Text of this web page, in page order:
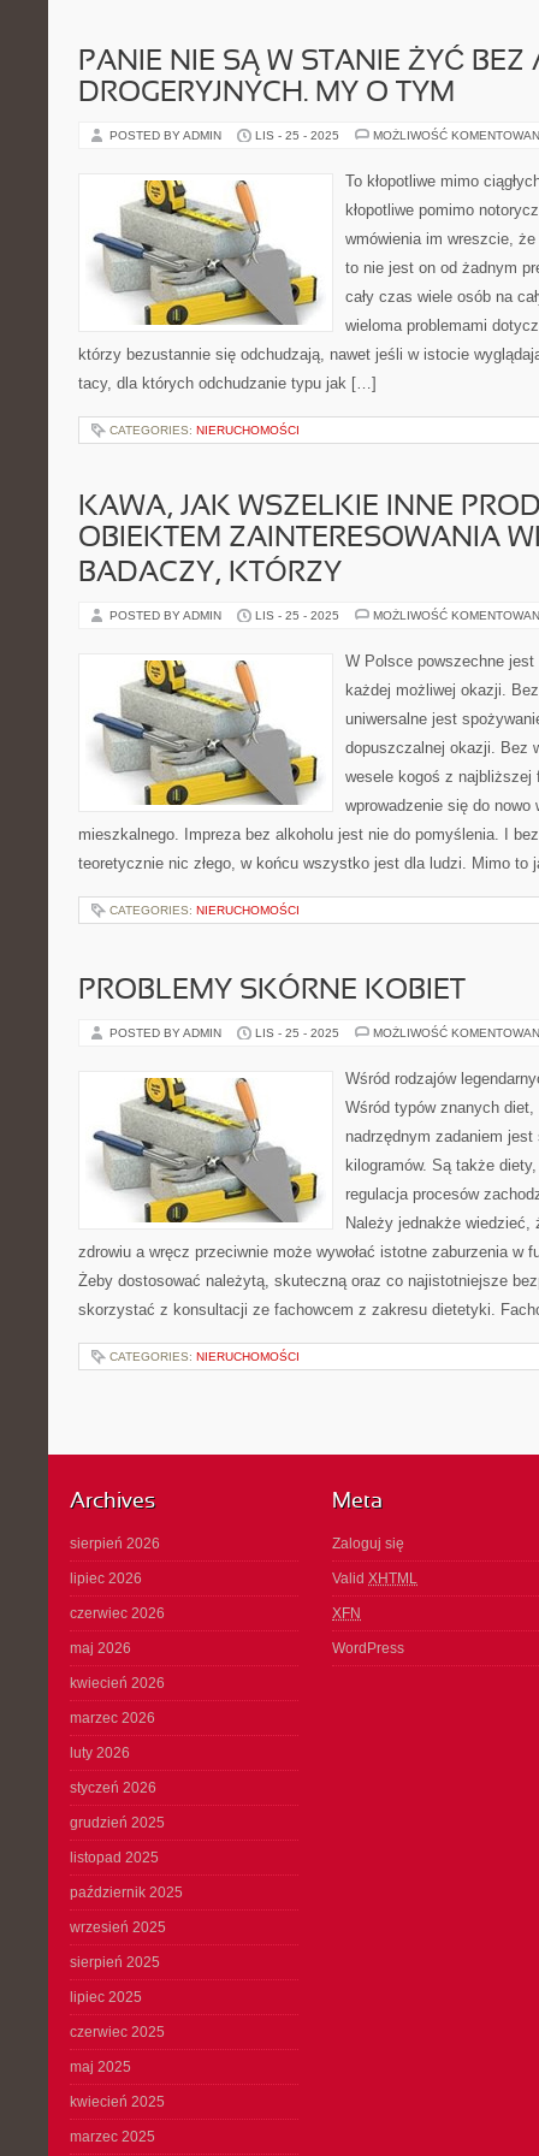
PANIE NIE SĄ W STANIE ŻYĆ BEZ
DROGERYJNYCH. MY O TYM
POSTED BY ADMIN LIS - 25 - 2025 MOŻLIWOŚĆ
To kłopotliwe mimo
kłopotliwe pomimo
wmówienia im wreszcie,
to nie jest on od żadnym
cały czas wiele osób na
wieloma problemami
którzy bezustannie się odchudzają, nawet jeśli w istocie
tacy, dla których odchudzanie typu jak […]
CATEGORIES: NIERUCHOMOŚCI
KAWA, JAK WSZELKIE INNE
OBIEKTEM ZAINTERESOWANIA
BADACZY, KTÓRZY
POSTED BY ADMIN LIS - 25 - 2025 MOŻLIWOŚĆ
W Polsce powszechne
każdej możliwej okazji.
uniwersalne jest
dopuszczalnej okazji. Bez
wesele kogoś z
wprowadzenie się do nowo
mieszkalnego. Impreza bez alkoholu jest nie do pomyślenia. I
teoretycznie nic złego, w końcu wszystko jest dla ludzi. Mimo
CATEGORIES: NIERUCHOMOŚCI
PROBLEMY SKÓRNE KOBIET
POSTED BY ADMIN LIS - 25 - 2025 MOŻLIWOŚĆ
Wśród rodzajów
Wśród typów znanych
nadrzędnym zadaniem
kilogramów. Są także
regulacja procesów
Należy jednakże wiedzieć,
zdrowiu a wręcz przeciwnie może wywołać istotne zaburzenia w
Żeby dostosować należytą, skuteczną oraz co najistotniejsze
skorzystać z konsultacji ze fachowcem z zakresu dietetyki.
CATEGORIES: NIERUCHOMOŚCI
Archives
sierpień 2026
lipiec 2026
czerwiec 2026
maj 2026
kwiecień 2026
marzec 2026
luty 2026
styczeń 2026
grudzień 2025
listopad 2025
październik 2025
wrzesień 2025
sierpień 2025
lipiec 2025
czerwiec 2025
maj 2025
kwiecień 2025
marzec 2025
Meta
Zaloguj się
Valid XHTML
XFN
WordPress